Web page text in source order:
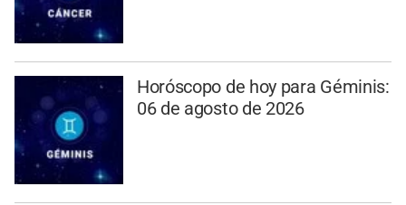
Horóscopo de hoy para Géminis:
06 de agosto de 2026